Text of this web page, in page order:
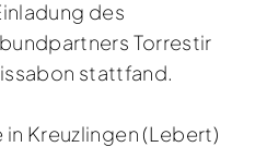
des
Torrestir
stattfand.
Kreuzlingen (Lebert)